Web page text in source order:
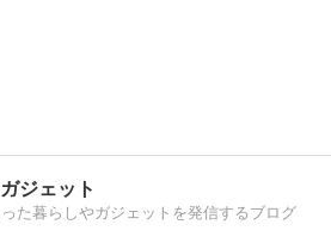
ジェット
た暮らしやガジェットを発信するブログ